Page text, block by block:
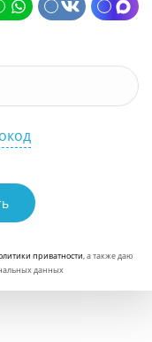
приватности, а также даю
данных